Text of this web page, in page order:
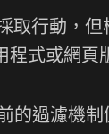
取行動，
程式或網頁
的過濾機